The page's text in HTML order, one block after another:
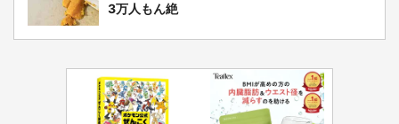
3万人もん絶